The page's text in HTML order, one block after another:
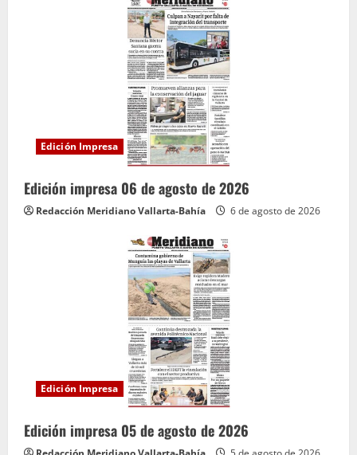
Edición Impresa
Edición impresa 06 de agosto de 2026
Redacción Meridiano Vallarta-Bahía 6 de agosto de 2026
Edición Impresa
Edición impresa 05 de agosto de 2026